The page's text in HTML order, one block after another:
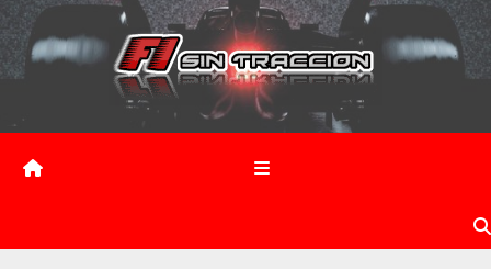
Saltar
contenido